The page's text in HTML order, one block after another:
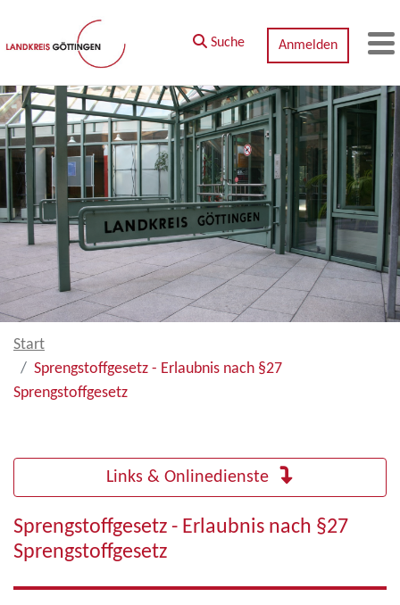
Zum Hauptinhalt springen
Suche Anmelden
Start
Sprengstoffgesetz - Erlaubnis nach §27
Sprengstoffgesetz
Links & Onlinedienste
Sprengstoffgesetz - Erlaubnis nach §27
Sprengstoffgesetz